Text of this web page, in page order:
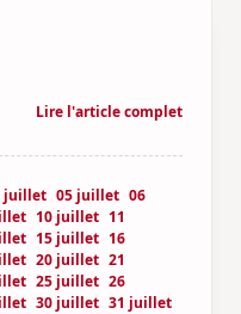
Lire l'article complet
juillet 05 juillet 06
10 juillet 11
15 juillet 16
20 juillet 21
25 juillet 26
30 juillet 31 juillet